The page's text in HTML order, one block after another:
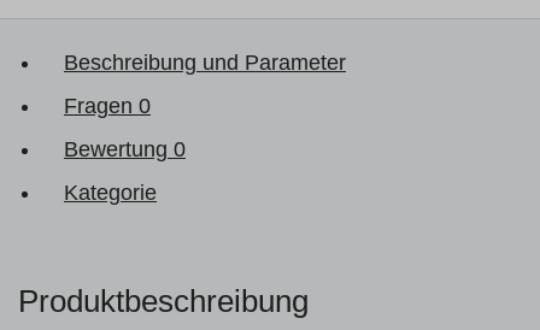
Beschreibung und Parameter
Fragen 0
Bewertung 0
Kategorie
Produktbeschreibung